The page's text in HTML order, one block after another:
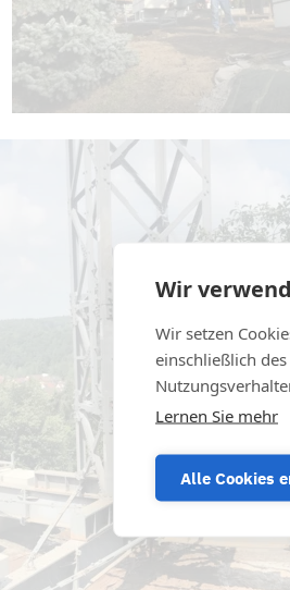
Wir
Wir setzen
einschließlich
Lernen Sie mehr
Alle Cookies